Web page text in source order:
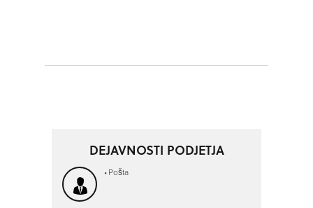
DEJAVNOSTI PODJETJA
Pošta